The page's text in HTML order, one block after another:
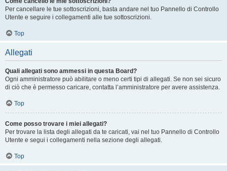
Per cancellare le tue sottoscrizioni, basta andare nel tuo Pannello di Controllo
Utente e seguire i collegamenti alle tue sottoscrizioni.
Top
Allegati
Quali allegati sono ammessi in questa Board?
Ogni amministratore può abilitare o meno certi tipi di allegati. Se non sei sicuro
di ciò che è permesso caricare, contatta l’amministratore per avere assistenza.
Top
Come posso trovare i miei allegati?
Per trovare la lista degli allegati da te caricati, vai nel tuo Pannello di Controllo
Utente e segui i collegamenti nella sezione degli allegati.
Top